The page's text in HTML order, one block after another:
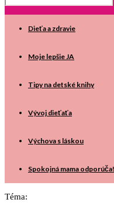
Dieťa a zdravie
Moje lepšie JA
Tipy na detské knihy
Vývoj dieťaťa
Výchova s láskou
Spokojná mama odporúča!
Téma: